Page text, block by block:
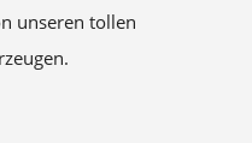
unseren tollen